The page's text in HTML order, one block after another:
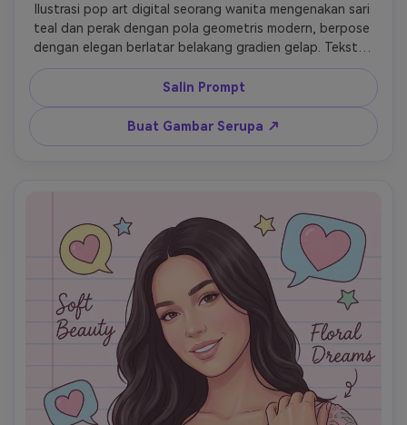
Ilustrasi pop art digital seorang wanita mengenakan sari
teal dan perak dengan pola geometris modern, berpose
dengan elegan berlatar belakang gradien gelap. Tekstur
kertas bergaris dengan anotasi tulisan tangan 'Modern
Elegance' dan 'Silver Shine'. Balon ucapan buku komik
'Chic!' dan 'Trendsetter!'. Garis tebal dengan sorotan teal
elektrik, aksen metalik perak, skema warna pop art,
sulaman ultra-detail, komposisi dinamis, resolusi 8k,
Salin Prompt
Buat Gambar Serupa ↗